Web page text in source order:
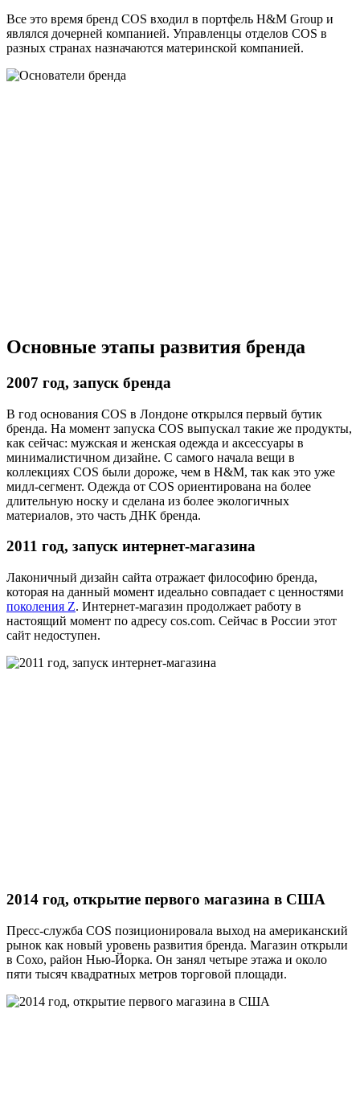
Все это время бренд COS входил в портфель H&M Group и
являлся дочерней компанией. Управленцы отделов COS в
разных странах назначаются материнской компанией.
Основные этапы развития бренда
2007 год, запуск бренда
В год основания COS в Лондоне открылся первый бутик
бренда. На момент запуска COS выпускал такие же продукты,
как сейчас: мужская и женская одежда и аксессуары в
минималистичном дизайне. С самого начала вещи в
коллекциях COS были дороже, чем в H&M, так как это уже
мидл-сегмент. Одежда от COS ориентирована на более
длительную носку и сделана из более экологичных
материалов, это часть ДНК бренда.
2011 год, запуск интернет-магазина
Лаконичный дизайн сайта отражает философию бренда,
которая на данный момент идеально совпадает с ценностями
поколения Z. Интернет-магазин продолжает работу в
настоящий момент по адресу cos.com. Сейчас в России этот
сайт недоступен.
2014 год, открытие первого магазина в США
Пресс-служба COS позиционировала выход на американский
рынок как новый уровень развития бренда. Магазин открыли
в Сохо, район Нью-Йорка. Он занял четыре этажа и около
пяти тысяч квадратных метров торговой площади.